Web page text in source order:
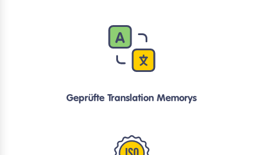
Geprüfte Translation Memorys